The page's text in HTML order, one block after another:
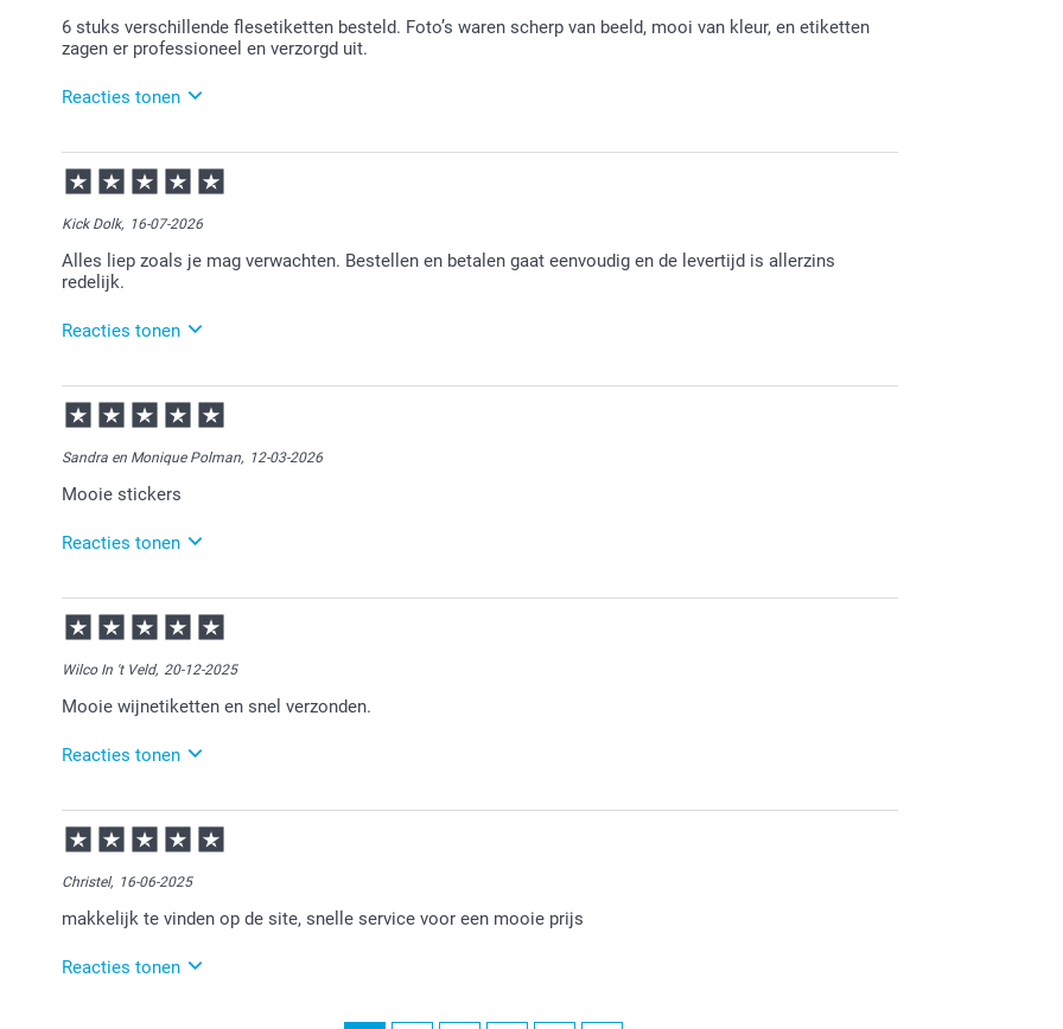
6 stuks verschillende flesetiketten besteld. Foto’s waren scherp van beeld, mooi van kleur, en etiketten
zagen er professioneel en verzorgd uit.
Reacties tonen
17-07-2026
15:55
Bedankt voor je review. Wat fijn dat je blij bent met het eindresultaat van de etiketten. Heel veel
plezier er van!
Kick Dolk, 16-07-2026
Alles liep zoals je mag verwachten. Bestellen en betalen gaat eenvoudig en de levertijd is allerzins
redelijk.
Reacties tonen
16-07-2026
15:58
Bedankt voor je review. Wat leuk dat je bij ons etiketten hebt laten maken. Heel veel plezier ervan
en we zien je graag nog eens terug bij Smartphoto.
Sandra en Monique Polman, 12-03-2026
Mooie stickers
Reacties tonen
13-03-2026
08:49
Bedankt voor je review. Heel fijn dat je blij bent met je ontvangen etiketten. Heel veel plezier er van!
Wilco In 't Veld, 20-12-2025
Mooie wijnetiketten en snel verzonden.
Reacties tonen
22-12-2025
13:33
Bedankt voor je review. Fijn om te horen dat je tevreden bent over je ontvangen wijnetiketten. Veel
plezier ervan!
Christel, 16-06-2025
makkelijk te vinden op de site, snelle service voor een mooie prijs
Reacties tonen